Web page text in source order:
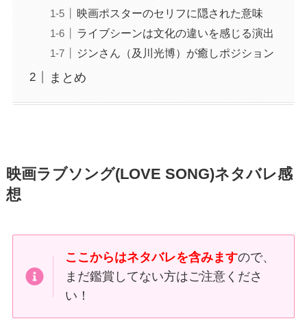
映画ポスターのセリフに隠された意味
ライブシーンは文化の違いを感じる演出
ジンさん（及川光博）が癒しポジション
まとめ
映画ラブソング(LOVE SONG)ネタバレ感
想
ここからはネタバレを含みますので、
まだ鑑賞してない方はご注意くださ
い！